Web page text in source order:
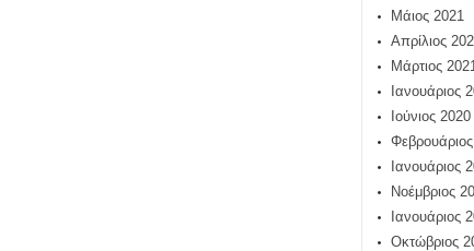
Μάιος 2021
Απρίλιος
Μάρτιος
Ιανουάριος
Ιούνιος 2020
Ιανουάριος
Νοέμβριος
Ιανουάριος
Οκτώβριος